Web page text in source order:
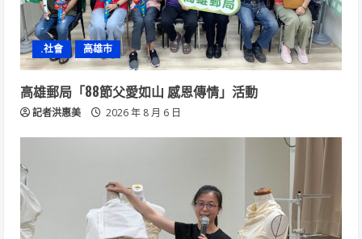
.社會 高雄市
高雄郵局「88節父愛如山 感恩傳情」活動
記者洪惠美 2026 年 8 月 6 日